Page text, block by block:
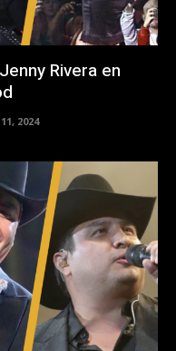
Rivera en
2024